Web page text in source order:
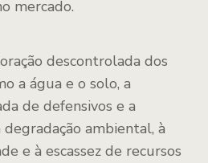
mercado.
descontrolada dos
a água e o solo, a
de defensivos e a
ambiental, à
e à escassez de recursos